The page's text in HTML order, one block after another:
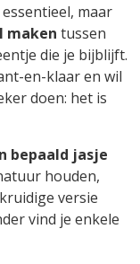
maar
maken tussen
die je bijblijft.
en-klaar en wil
doen: het is
bepaald jasje
houden,
versie
vind je enkele